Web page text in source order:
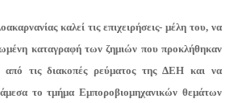
καλεί τις επιχειρήσεις- μέλη του, να
καταγραφή των ζημιών που προκλήθηκαν
από τις διακοπές ρεύματος της ΔΕΗ και να
το τμήμα Εμποροβιομηχανικών θεμάτων